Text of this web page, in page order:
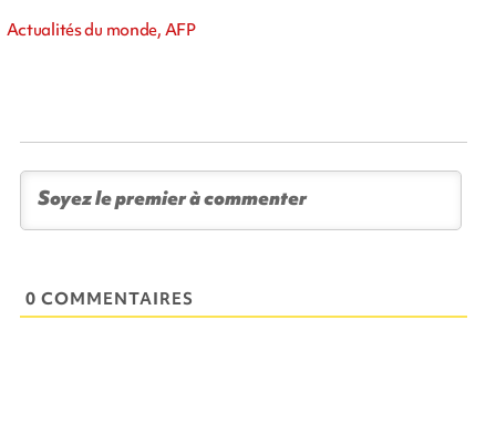
Actualités du monde, AFP
0 COMMENTAIRES